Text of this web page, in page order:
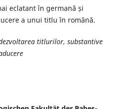
eclatant în germană și
a unui titlu în română.
titlurilor, substantive